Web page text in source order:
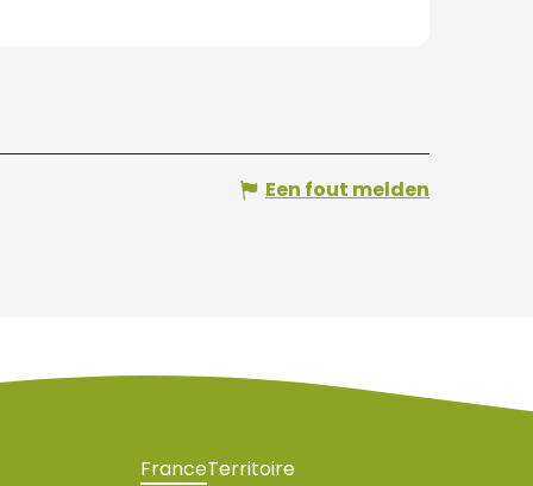
Een fout melden
FranceTerritoire